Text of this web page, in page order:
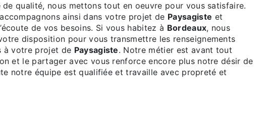
de qualité, nous mettons tout en oeuvre pour vous satisfaire.
ainsi dans votre projet de Paysagiste et
de vos besoins. Si vous habitez à Bordeaux, nous
disposition pour vous transmettre les renseignements
à votre projet de Paysagiste. Notre métier est avant tout
et le partager avec vous renforce encore plus notre désir de
notre équipe est qualifiée et travaille avec propreté et